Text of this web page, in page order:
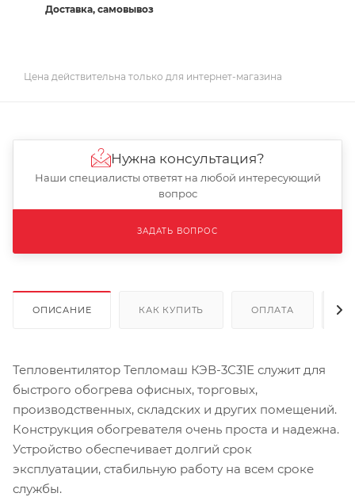
Доставка, самовывоз
Цена действительна только для интернет-магазина
ОПИСАНИЕ КАК КУПИТЬ ОПЛАТА
Тепловентилятор Тепломаш КЭВ-3С31Е служит для
быстрого обогрева офисных, торговых,
производственных, складских и других помещений.
Конструкция обогревателя очень проста и надежна.
Устройство обеспечивает долгий срок
эксплуатации, стабильную работу на всем сроке
службы.
Нужна консультация?
Наши специалисты ответят на любой интересующий
вопрос
ЗАДАТЬ ВОПРОС